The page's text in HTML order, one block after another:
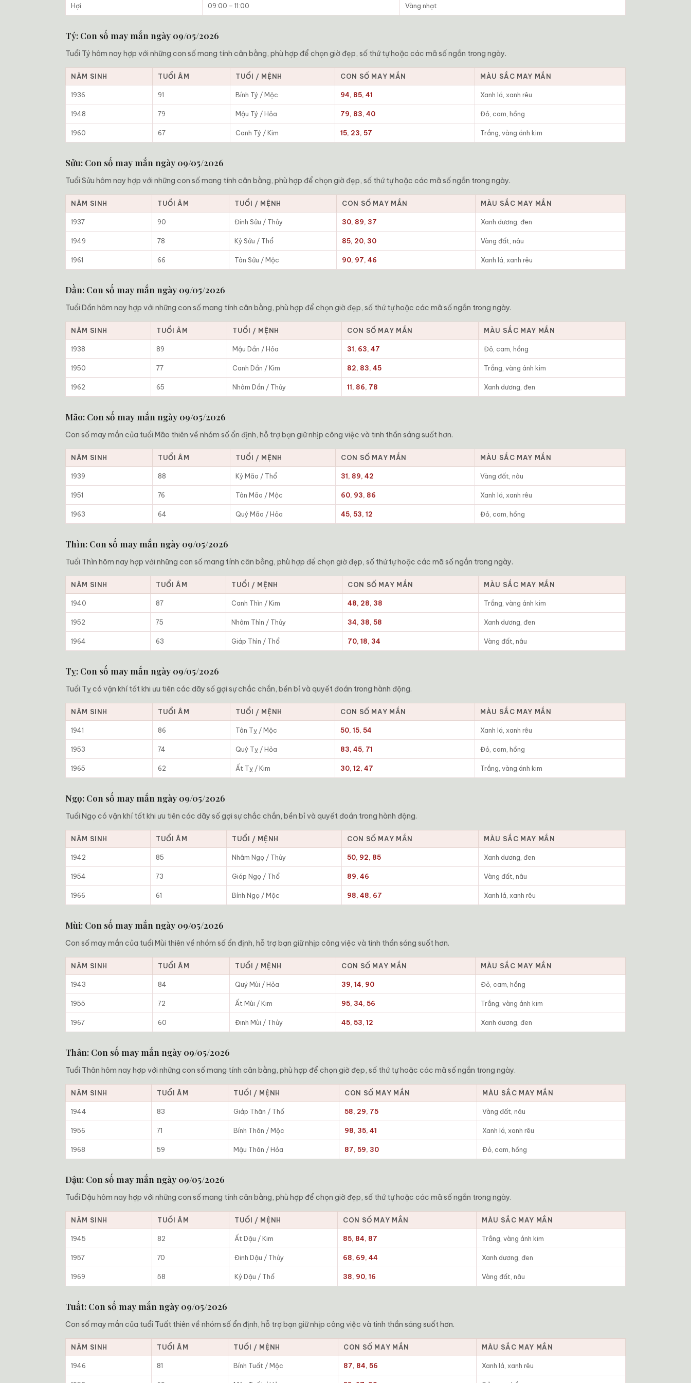
Hợi 09:00 – 11:00 Vàng nhạt
Tý: Con số may mắn ngày 09/05/2026
Tuổi Tý hôm nay hợp với những con số mang tính cân bằng, phù hợp để chọn giờ đẹp, số thứ tự hoặc các mã số ngắn trong ngày.
NĂM SINH TUỔI ÂM TUỔI / MỆNH CON SỐ MAY MẮN MÀU SẮC MAY MẮN
1936 91 Bính Tý / Mộc 94, 85, 41 Xanh lá, xanh rêu
1948 79 Mậu Tý / Hỏa 79, 83, 40 Đỏ, cam, hồng
1960 67 Canh Tý / Kim 15, 23, 57 Trắng, vàng ánh kim
Sửu: Con số may mắn ngày 09/05/2026
Tuổi Sửu hôm nay hợp với những con số mang tính cân bằng, phù hợp để chọn giờ đẹp, số thứ tự hoặc các mã số ngắn trong ngày.
NĂM SINH TUỔI ÂM TUỔI / MỆNH CON SỐ MAY MẮN MÀU SẮC MAY MẮN
1937 90 Đinh Sửu / Thủy 30, 89, 37 Xanh dương, đen
1949 78 Kỷ Sửu / Thổ 85, 20, 30 Vàng đất, nâu
1961 66 Tân Sửu / Mộc 90, 97, 46 Xanh lá, xanh rêu
Dần: Con số may mắn ngày 09/05/2026
Tuổi Dần hôm nay hợp với những con số mang tính cân bằng, phù hợp để chọn giờ đẹp, số thứ tự hoặc các mã số ngắn trong ngày.
NĂM SINH TUỔI ÂM TUỔI / MỆNH CON SỐ MAY MẮN MÀU SẮC MAY MẮN
1938 89 Mậu Dần / Hỏa 31, 63, 47 Đỏ, cam, hồng
1950 77 Canh Dần / Kim 82, 83, 45 Trắng, vàng ánh kim
1962 65 Nhâm Dần / Thủy 11, 86, 78 Xanh dương, đen
Mão: Con số may mắn ngày 09/05/2026
Con số may mắn của tuổi Mão thiên về nhóm số ổn định, hỗ trợ bạn giữ nhịp công việc và tinh thần sáng suốt hơn.
NĂM SINH TUỔI ÂM TUỔI / MỆNH CON SỐ MAY MẮN MÀU SẮC MAY MẮN
1939 88 Kỷ Mão / Thổ 31, 89, 42 Vàng đất, nâu
1951 76 Tân Mão / Mộc 60, 93, 86 Xanh lá, xanh rêu
1963 64 Quý Mão / Hỏa 45, 53, 12 Đỏ, cam, hồng
Thìn: Con số may mắn ngày 09/05/2026
Tuổi Thìn hôm nay hợp với những con số mang tính cân bằng, phù hợp để chọn giờ đẹp, số thứ tự hoặc các mã số ngắn trong ngày.
NĂM SINH TUỔI ÂM TUỔI / MỆNH CON SỐ MAY MẮN MÀU SẮC MAY MẮN
1940 87 Canh Thìn / Kim 48, 28, 38 Trắng, vàng ánh kim
1952 75 Nhâm Thìn / Thủy 34, 38, 58 Xanh dương, đen
1964 63 Giáp Thìn / Thổ 70, 18, 34 Vàng đất, nâu
Tỵ: Con số may mắn ngày 09/05/2026
Tuổi Tỵ có vận khí tốt khi ưu tiên các dãy số gợi sự chắc chắn, bền bỉ và quyết đoán trong hành động.
NĂM SINH TUỔI ÂM TUỔI / MỆNH CON SỐ MAY MẮN MÀU SẮC MAY MẮN
1941 86 Tân Tỵ / Mộc 50, 15, 54 Xanh lá, xanh rêu
1953 74 Quý Tỵ / Hỏa 83, 45, 71 Đỏ, cam, hồng
1965 62 Ất Tỵ / Kim 30, 12, 47 Trắng, vàng ánh kim
Ngọ: Con số may mắn ngày 09/05/2026
Tuổi Ngọ có vận khí tốt khi ưu tiên các dãy số gợi sự chắc chắn, bền bỉ và quyết đoán trong hành động.
NĂM SINH TUỔI ÂM TUỔI / MỆNH CON SỐ MAY MẮN MÀU SẮC MAY MẮN
1942 85 Nhâm Ngọ / Thủy 50, 92, 85 Xanh dương, đen
1954 73 Giáp Ngọ / Thổ 89, 46 Vàng đất, nâu
1966 61 Bính Ngọ / Mộc 98, 48, 67 Xanh lá, xanh rêu
Mùi: Con số may mắn ngày 09/05/2026
Con số may mắn của tuổi Mùi thiên về nhóm số ổn định, hỗ trợ bạn giữ nhịp công việc và tinh thần sáng suốt hơn.
NĂM SINH TUỔI ÂM TUỔI / MỆNH CON SỐ MAY MẮN MÀU SẮC MAY MẮN
1943 84 Quý Mùi / Hỏa 39, 14, 90 Đỏ, cam, hồng
1955 72 Ất Mùi / Kim 95, 34, 56 Trắng, vàng ánh kim
1967 60 Đinh Mùi / Thủy 45, 53, 12 Xanh dương, đen
Thân: Con số may mắn ngày 09/05/2026
Tuổi Thân hôm nay hợp với những con số mang tính cân bằng, phù hợp để chọn giờ đẹp, số thứ tự hoặc các mã số ngắn trong ngày.
NĂM SINH TUỔI ÂM TUỔI / MỆNH CON SỐ MAY MẮN MÀU SẮC MAY MẮN
1944 83 Giáp Thân / Thổ 58, 29, 75 Vàng đất, nâu
1956 71 Bính Thân / Mộc 98, 35, 41 Xanh lá, xanh rêu
1968 59 Mậu Thân / Hỏa 87, 59, 30 Đỏ, cam, hồng
Dậu: Con số may mắn ngày 09/05/2026
Tuổi Dậu hôm nay hợp với những con số mang tính cân bằng, phù hợp để chọn giờ đẹp, số thứ tự hoặc các mã số ngắn trong ngày.
NĂM SINH TUỔI ÂM TUỔI / MỆNH CON SỐ MAY MẮN MÀU SẮC MAY MẮN
1945 82 Ất Dậu / Kim 85, 84, 87 Trắng, vàng ánh kim
1957 70 Đinh Dậu / Thủy 68, 69, 44 Xanh dương, đen
1969 58 Kỷ Dậu / Thổ 38, 90, 16 Vàng đất, nâu
Tuất: Con số may mắn ngày 09/05/2026
Con số may mắn của tuổi Tuất thiên về nhóm số ổn định, hỗ trợ bạn giữ nhịp công việc và tinh thần sáng suốt hơn.
NĂM SINH TUỔI ÂM TUỔI / MỆNH CON SỐ MAY MẮN MÀU SẮC MAY MẮN
1946 81 Bính Tuất / Mộc 87, 84, 56 Xanh lá, xanh rêu